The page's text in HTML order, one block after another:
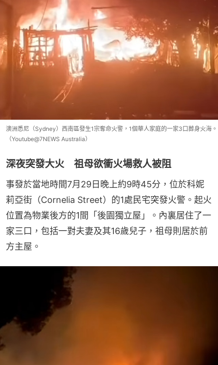
澳洲悉尼（Sydney）西南區發生1宗奪命火警，1個華人家庭的一家3口葬身火海。
（Youtube@7NEWS Australia）
深夜突發大火 祖母欲衝火場救人被阻
事發於當地時間7月29日晚上約9時45分，位於科妮
莉亞街（Cornelia Street）的1處民宅突發火警。起火
位置為物業後方的1間「後園獨立屋」。內裏居住了一
家三口，包括一對夫妻及其16歲兒子，祖母則居於前
方主屋。